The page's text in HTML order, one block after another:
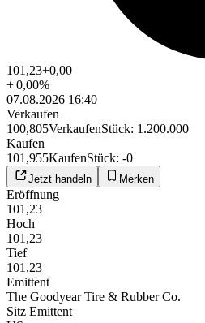
101,23+0,00
+0,00%
07.08.2026 16:40
Verkaufen
100,805VerkaufenStück: 1.200.000
Kaufen
101,955KaufenStück: -0
Jetzt handeln Merken
Eröffnung
101,23
Hoch
101,23
Tief
101,23
Emittent
The Goodyear Tire & Rubber Co.
Sitz Emittent